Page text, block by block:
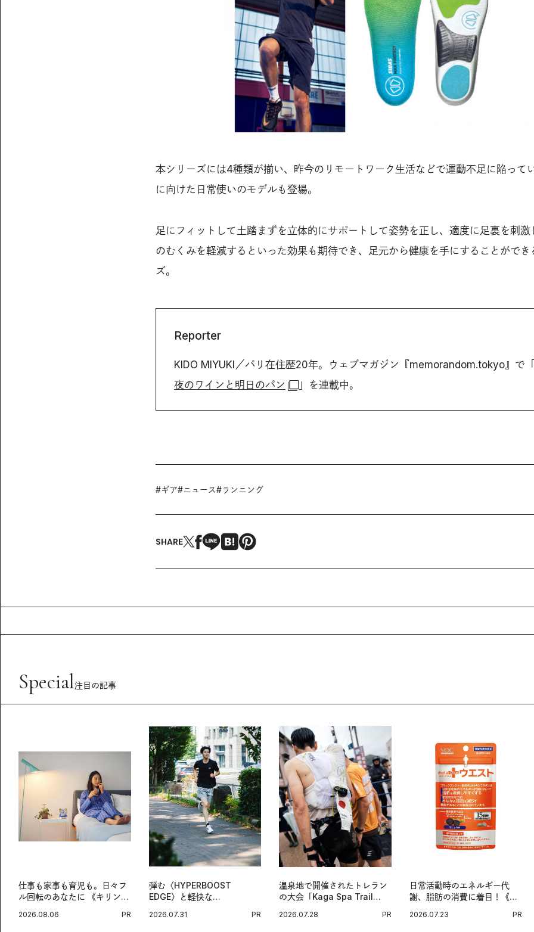
本シリーズには4種類が揃い、昨今のリモートワーク生活などで運動不足に陥って
に向けた日常使いのモデルも登場。
足にフィットして土踏まずを立体的にサポートして姿勢を正し、適度に足裏を刺激
のむくみを軽減するといった効果も期待でき、足元から健康を手にすることができ
ズ。
Reporter
KIDO MIYUKI／パリ在住歴20年。ウェブマガジン『memorandom.tokyo』で「
夜のワインと明日のパン
」を連載中。
#ギア#ニュース#ランニング
SHARE
Special注目の記事
仕事も家事も育児も。日々フ
ル回転のあなたに 《キリン
慣。
2026.08.06 PR
弾む〈HYPERBOOST
EDGE〉と軽快な
に寄り添うアディダスが打ち
2026.07.31 PR
温泉地で開催されたトレラン
の大会「Kaga Spa Trail
UTMB」。本戦を夢見るラン
2026.07.28 PR
日常活動時のエネルギー代
謝、脂肪の消費に着目！《メ
体メンテ習慣。
2026.07.23 PR